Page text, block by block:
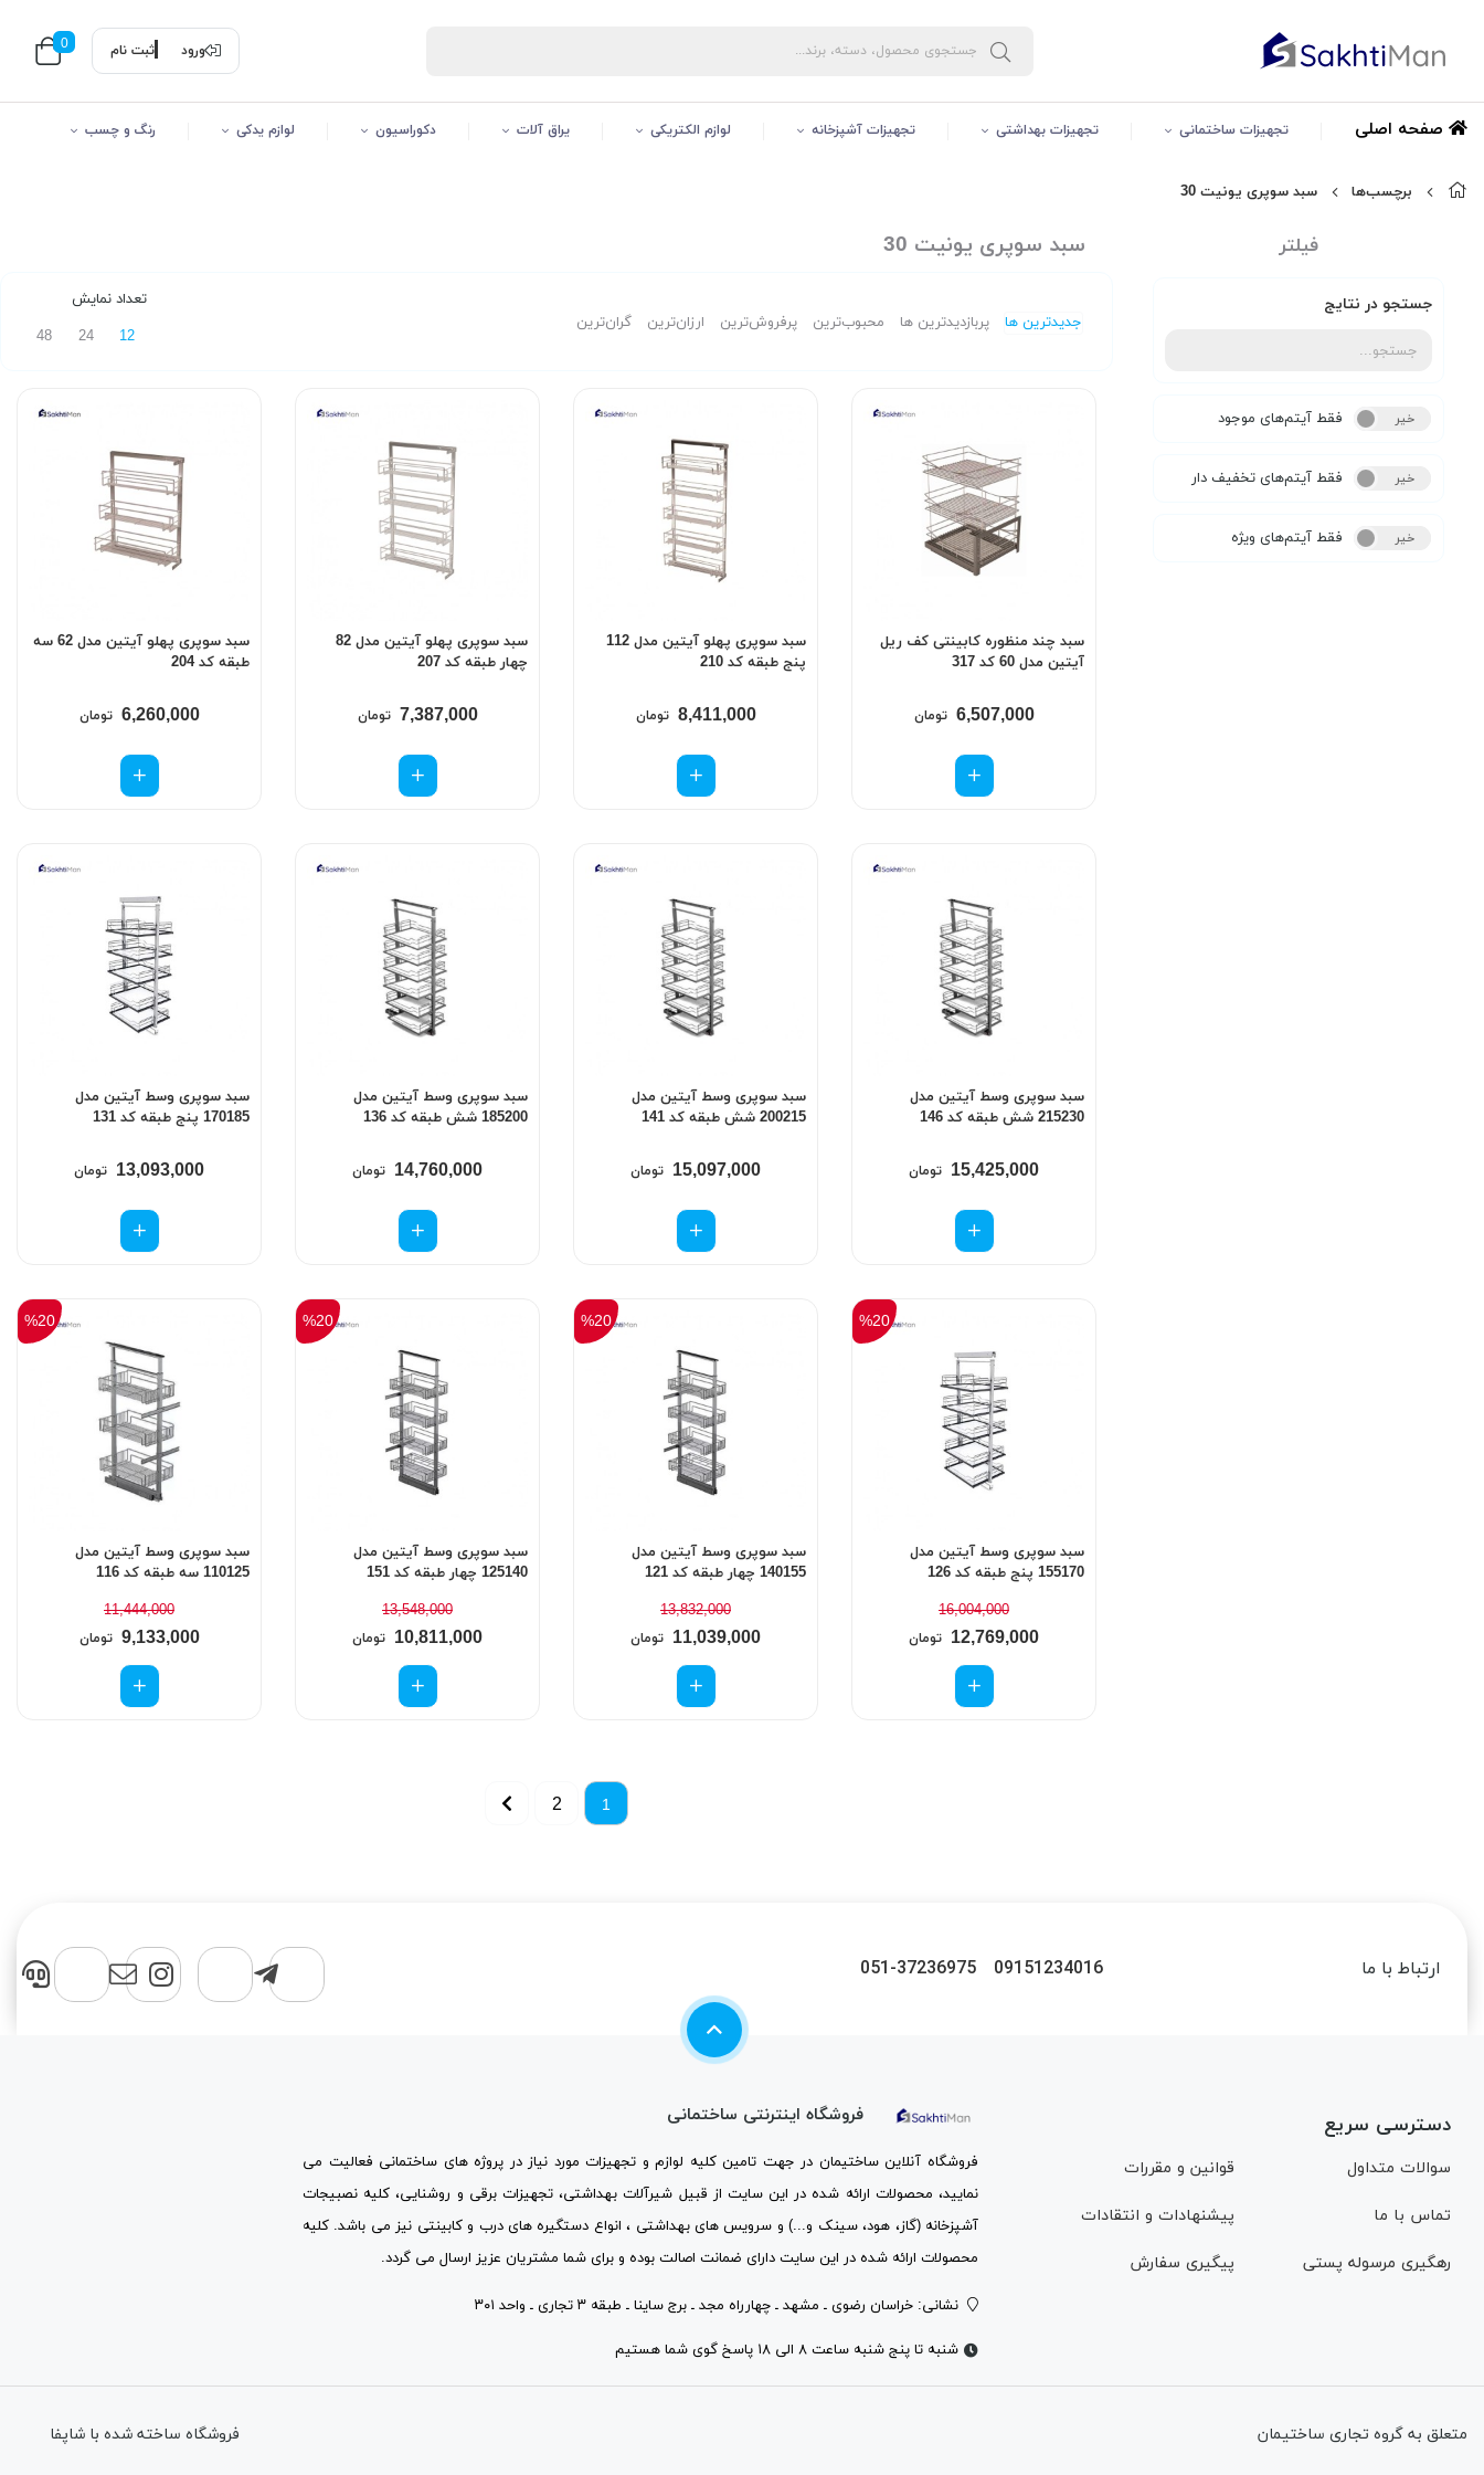
ورود ثبت نام 0
صفحه اصلی تجهیزات ساختمانی تجهیزات بهداشتی تجهیزات آشپزخانه لوازم الکتریکی یراق آلات دکوراسیون لوازم یدکی رنگ و چسب
برچسب‌ها سبد سوپری یونیت 30
فیلتر
جستجو در نتایج
بله خیر فقط آیتم‌های موجود
بله خیر فقط آیتم‌های تخفیف دار
بله خیر فقط آیتم‌های ویژه
سبد سوپری یونیت 30
جدیدترین ها پربازدیدترین ها محبوب‌‌ترین پرفروش‌ترین ارزان‌ترین گران‌ترین
تعداد نمایش
12
24
48
سبد چند منظوره کابینتی کف ریل
آیتین مدل 60 کد 317
6,507,000 تومان
سبد سوپری پهلو آیتین مدل 112
پنج طبقه کد 210
8,411,000 تومان
سبد سوپری پهلو آیتین مدل 82
چهار طبقه کد 207
7,387,000 تومان
سبد سوپری پهلو آیتین مدل 62 سه
طبقه کد 204
6,260,000 تومان
سبد سوپری وسط آیتین مدل
215230 شش طبقه کد 146
15,425,000 تومان
سبد سوپری وسط آیتین مدل
200215 شش طبقه کد 141
15,097,000 تومان
سبد سوپری وسط آیتین مدل
185200 شش طبقه کد 136
14,760,000 تومان
سبد سوپری وسط آیتین مدل
170185 پنج طبقه کد 131
13,093,000 تومان
سبد سوپری وسط آیتین مدل
155170 پنج طبقه کد 126
16,004,000
%20
12,769,000 تومان
سبد سوپری وسط آیتین مدل
140155 چهار طبقه کد 121
13,832,000
%20
11,039,000 تومان
سبد سوپری وسط آیتین مدل
125140 چهار طبقه کد 151
13,548,000
%20
10,811,000 تومان
سبد سوپری وسط آیتین مدل
110125 سه طبقه کد 116
11,444,000
%20
9,133,000 تومان
1
2
ارتباط با ما 09151234016
051-37236975
دسترسی سریع
سوالات متداول قوانین و مقررات
تماس با ما پیشنهادات و انتقادات
رهگیری مرسوله پستی پیگیری سفارش
فروشگاه اینترنتی ساختمانی
فروشگاه آنلاین ساختیمان در جهت تامین کلیه لوازم و تجهیزات مورد نیاز در پروژه های ساختمانی فعالیت می
نمایید، محصولات ارائه شده در این سایت از قبیل شیرآلات بهداشتی، تجهیزات برقی و روشنایی، کلیه نصبیجات
آشپزخانه (گاز، هود، سینک و...) و سرویس های بهداشتی ، انواع دستگیره های درب و کابینتی نیز می باشد. کلیه
محصولات ارائه شده در این سایت دارای ضمانت اصالت بوده و برای شما مشتریان عزیز ارسال می گردد.
نشانی: خراسان رضوی ـ مشهد ـ چهارراه مجد ـ برج ساینا ـ طبقه ۳ تجاری ـ واحد ۳۰۱
شنبه تا پنج شنبه ساعت ۸ الی ۱۸ پاسخ گوی شما هستیم
متعلق به گروه تجاری ساختیمان فروشگاه ساخته شده با شاپفا